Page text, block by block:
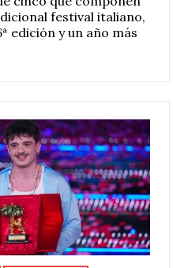
festival italiano,
edición y un año más